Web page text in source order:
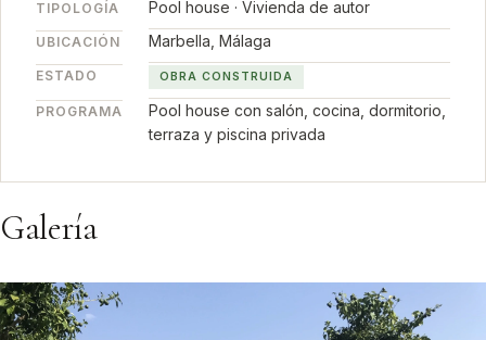
TIPOLOGÍA Pool house · Vivienda de autor
UBICACIÓN Marbella, Málaga
ESTADO OBRA CONSTRUIDA
PROGRAMA
Pool house con salón, cocina, dormitorio,
terraza y piscina privada
Galería